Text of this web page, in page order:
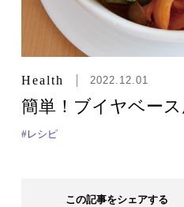
Health 2022.12.01
簡単！ブイヤベー
#レシピ
この記事をシェアする